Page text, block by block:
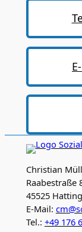
Christian
Raabestraße
45525
E-Mail:
Tel.: +49 176